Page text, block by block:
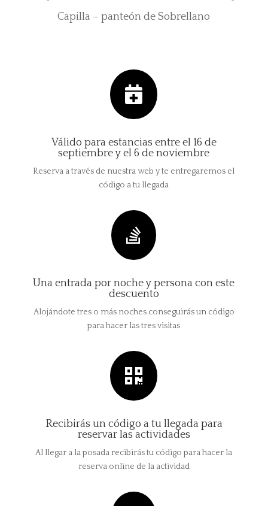
Capilla – panteón de Sobrellano

Válido para estancias entre el 16 de
septiembre y el 6 de noviembre
Reserva a través de nuestra web y te entregaremos el
código a tu llegada

Una entrada por noche y persona con este
descuento
Alojándote tres o más noches conseguirás un código
para hacer las tres visitas

Recibirás un código a tu llegada para
reservar las actividades
Al llegar a la posada recibirás tu código para hacer la
reserva online de la actividad